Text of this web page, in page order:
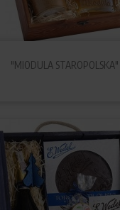
"MIODULA STAROPOLSKA" -
